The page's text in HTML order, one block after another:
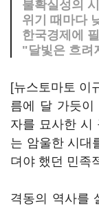
불확실성의
위기 때마다
한국경제에
"달빛은 흐려
[뉴스토마토 이
름에 달 가듯이
자를 묘사한 시
는 암울한 시대
뎌야 했던 민족
격동의 역사를